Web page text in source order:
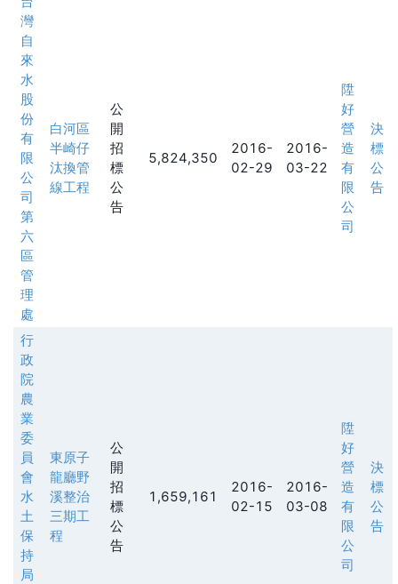
灣
自
來
水
股
份
有
限
公
司
第
六
區
管
理
處
白河區
半崎仔
汰換管
線工程
公
開
招
標
公
告
5,824,350
2016-
02-29
2016-
03-22
陞
好
營
造
有
限
公
司
決
標
公
告
行
政
院
農
業
委
員
會
水
土
保
持
局
東原子
龍廳野
溪整治
三期工
程
公
開
招
標
公
告
1,659,161
2016-
02-15
2016-
03-08
陞
好
營
造
有
限
公
司
決
標
公
告